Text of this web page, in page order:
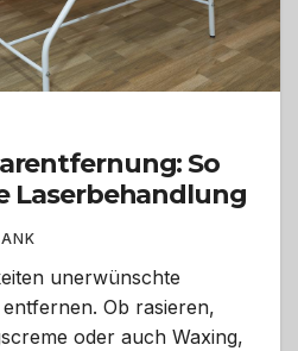
So
Laserbehandlung
unerwünschte
Ob rasieren,
oder auch Waxing,